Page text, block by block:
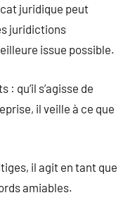
juridique peut
juridictions
issue possible.
qu’il s’agisse de
il veille à ce que
il agit en tant que
amiables.